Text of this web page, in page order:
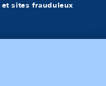
sites frauduleux